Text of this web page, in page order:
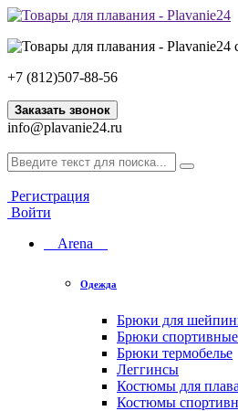
+7 (812)507-88-56
Заказать звонок
info@plavanie24.ru
Регистрация
Войти
Arena
Одежда
Брюки для
Брюки спортивные
Брюки термобелье
Леггинсы
Костюмы для
Костюмы